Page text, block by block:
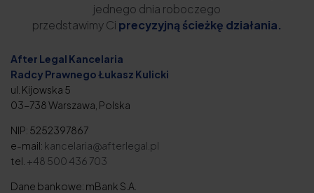
jednego dnia roboczego
przedstawimy Ci precyzyjną ścieżkę działania.
After Legal Kancelaria
Radcy Prawnego Łukasz Kulicki
ul. Kijowska 5
03-738 Warszawa, Polska
NIP: 5252397867
e-mail: kancelaria@afterlegal.pl
tel. +48 500 436 703
Dane bankowe: mBank S.A.